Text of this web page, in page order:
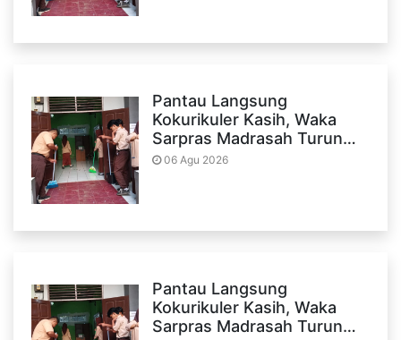
Pantau Langsung
Kokurikuler Kasih, Waka
Sarpras Madrasah Turun…
06 Agu 2026
Pantau Langsung
Kokurikuler Kasih, Waka
Sarpras Madrasah Turun…